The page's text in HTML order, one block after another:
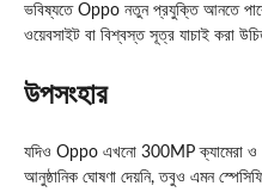
ভবিষ্যতে Oppo নতুন প্রযুক্তি আনতে
ওয়েবসাইট বা বিশ্বস্ত সূত্র যাচাই করা
উপসংহার
যদিও Oppo এখনো 300MP ক্যামেরা ও
আনুষ্ঠানিক ঘোষণা দেয়নি, তবুও এমন